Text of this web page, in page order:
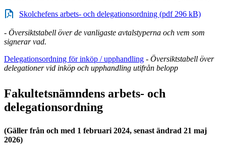
Skolchefens arbets- och delegationsordning (pdf 296 kB)
- Översiktstabell över de vanligaste avtalstyperna och vem som
signerar vad.
Delegationsordning för inköp / upphandling - Översiktstabell över
delegationer vid inköp och upphandling utifrån belopp
Fakultetsnämndens arbets- och
delegationsordning
(Gäller från och med 1 februari 2024, senast ändrad 21 maj
2026)